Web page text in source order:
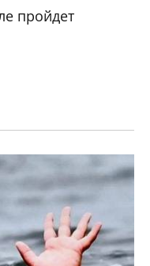
пройдет